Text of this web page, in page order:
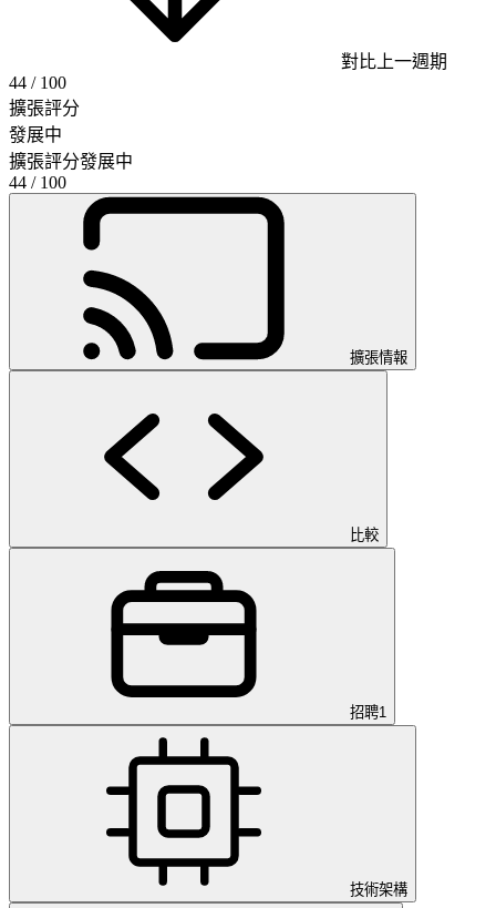
對比上一週期
44 / 100
擴張評分
發展中
擴張評分發展中
44 / 100
擴張情報
比較
招聘1
技術架構